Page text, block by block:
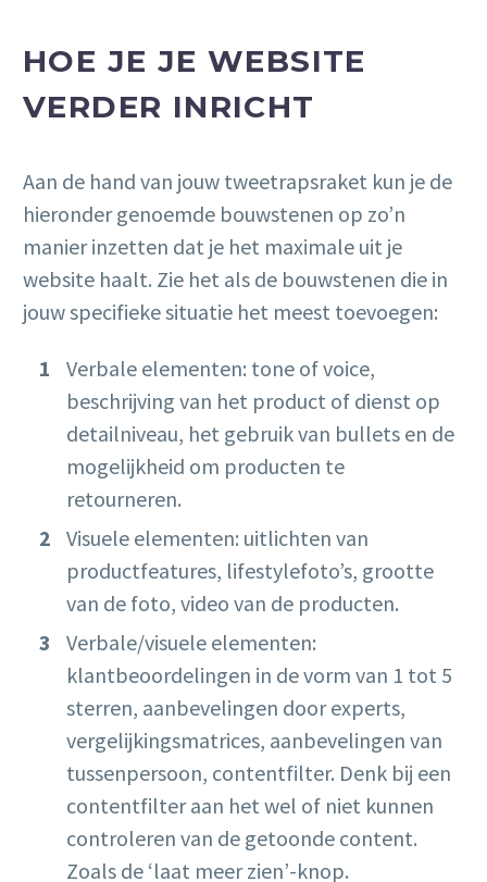
HOE JE JE WEBSITE
VERDER INRICHT
Aan de hand van jouw tweetrapsraket kun je de
hieronder genoemde bouwstenen op zo’n
manier inzetten dat je het maximale uit je
website haalt. Zie het als de bouwstenen die in
jouw specifieke situatie het meest toevoegen:
Verbale elementen: tone of voice,
beschrijving van het product of dienst op
detailniveau, het gebruik van bullets en de
mogelijkheid om producten te
retourneren.
Visuele elementen: uitlichten van
productfeatures, lifestylefoto’s, grootte
van de foto, video van de producten.
Verbale/visuele elementen:
klantbeoordelingen in de vorm van 1 tot 5
sterren, aanbevelingen door experts,
vergelijkingsmatrices, aanbevelingen van
tussenpersoon, contentfilter. Denk bij een
contentfilter aan het wel of niet kunnen
controleren van de getoonde content.
Zoals de ‘laat meer zien’-knop.